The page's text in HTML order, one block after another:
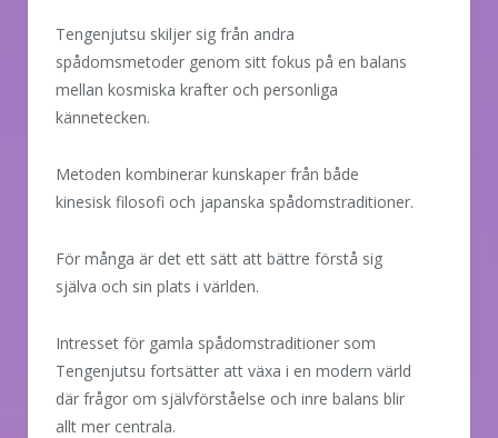
Tengenjutsu skiljer sig från andra
spådomsmetoder genom sitt fokus på en balans
mellan kosmiska krafter och personliga
kännetecken.
Metoden kombinerar kunskaper från både
kinesisk filosofi och japanska spådomstraditioner.
För många är det ett sätt att bättre förstå sig
själva och sin plats i världen.
Intresset för gamla spådomstraditioner som
Tengenjutsu fortsätter att växa i en modern värld
där frågor om självförståelse och inre balans blir
allt mer centrala.